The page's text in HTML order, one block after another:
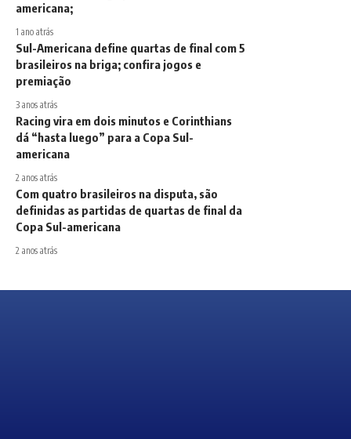
americana;
1 ano atrás
Sul-Americana define quartas de final com 5
brasileiros na briga; confira jogos e
premiação
3 anos atrás
Racing vira em dois minutos e Corinthians
dá “hasta luego” para a Copa Sul-
americana
2 anos atrás
Com quatro brasileiros na disputa, são
definidas as partidas de quartas de final da
Copa Sul-americana
2 anos atrás